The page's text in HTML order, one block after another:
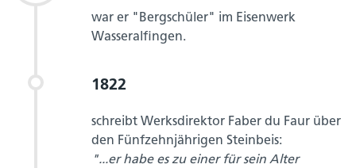
war er "Bergschüler" im Eisenwerk
Wasseralfingen.
1822
schreibt Werksdirektor Faber du Faur über
den Fünfzehnjährigen Steinbeis:
"...er habe es zu einer für sein Alter